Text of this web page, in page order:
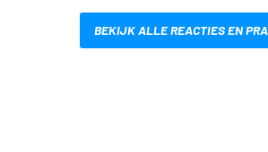
BEKIJK ALLE REACTIES EN